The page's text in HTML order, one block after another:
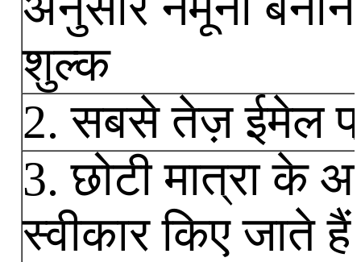
शुल्क
2. सबसे तेज़ ईमेल
3. छोटी मात्रा के
स्वीकार किए जाते हैं